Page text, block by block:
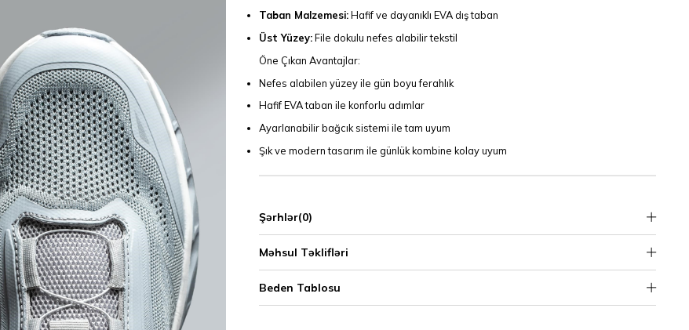
Taban Malzemesi:Hafif ve dayanıklı EVA dış taban
Üst Yüzey:File dokulu nefes alabilir tekstil
Öne Çıkan Avantajlar:
Nefes alabilen yüzey ile gün boyu ferahlık
Hafif EVA taban ile konforlu adımlar
Ayarlanabilir bağcık sistemi ile tam uyum
Şık ve modern tasarım ile günlük kombine kolay uyum
Şərhlər(0)
Məhsul Təklifləri
Beden Tablosu